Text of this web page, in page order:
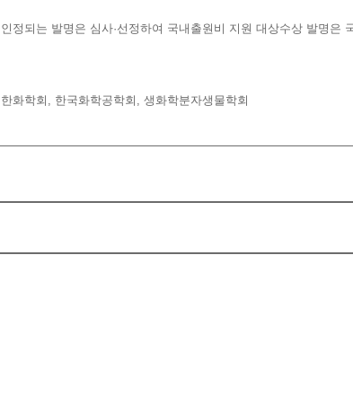
되는 발명은 심사·선정하여 국내출원비 지원 대상수상 발명은
화학회, 한국화학공학회, 생화학분자생물학회